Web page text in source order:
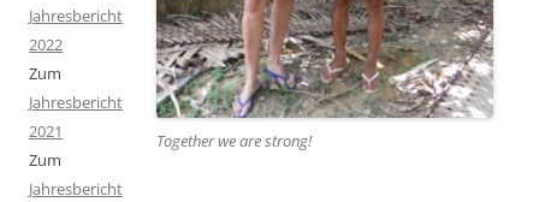
Together we are strong!
Jahresbericht
2022
Zum
Jahresbericht
2021
Zum
Jahresbericht